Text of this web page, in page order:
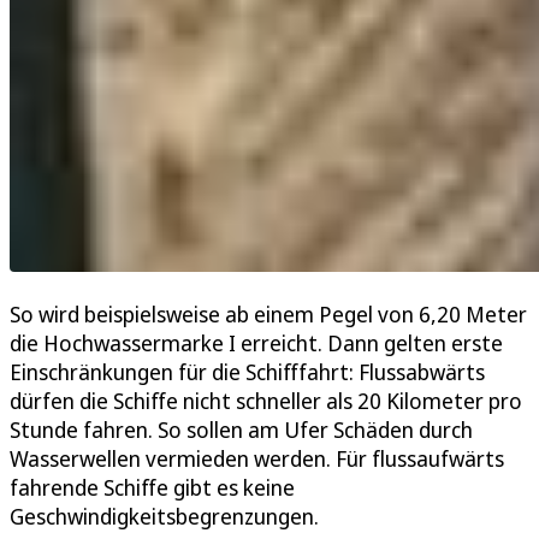
So wird beispielsweise ab einem Pegel von 6,20 Meter
die Hochwassermarke I erreicht. Dann gelten erste
Einschränkungen für die Schifffahrt: Flussabwärts
dürfen die Schiffe nicht schneller als 20 Kilometer pro
Stunde fahren. So sollen am Ufer Schäden durch
Wasserwellen vermieden werden. Für flussaufwärts
fahrende Schiffe gibt es keine
Geschwindigkeitsbegrenzungen.